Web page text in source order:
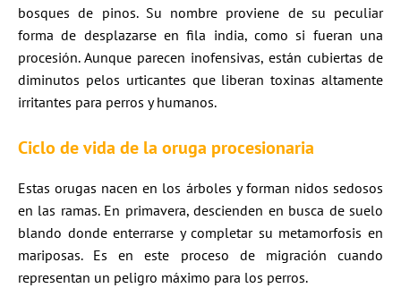
bosques de pinos. Su nombre proviene de su peculiar
forma de desplazarse en fila india, como si fueran una
procesión. Aunque parecen inofensivas, están cubiertas de
diminutos pelos urticantes que liberan toxinas altamente
irritantes para perros y humanos.
Ciclo de vida de la oruga procesionaria
Estas orugas nacen en los árboles y forman nidos sedosos
en las ramas. En primavera, descienden en busca de suelo
blando donde enterrarse y completar su metamorfosis en
mariposas. Es en este proceso de migración cuando
representan un peligro máximo para los perros.